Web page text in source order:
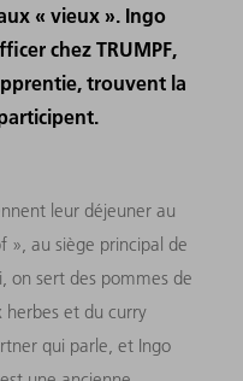
« vieux ». Ingo
chez TRUMPF,
trouvent la
leur déjeuner au
», au siège principal de
on sert des pommes de
herbes et du curry
qui parle, et Ingo